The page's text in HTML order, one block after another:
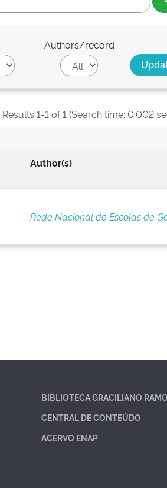
Authors/record
Results 1-1 of 1 (Search time: 0.002
Author(s)
Rede Nacional de Escolas de
BIBLIOTECA GRACILIANO
CENTRAL DE CONTEÚDO
ACERVO ENAP